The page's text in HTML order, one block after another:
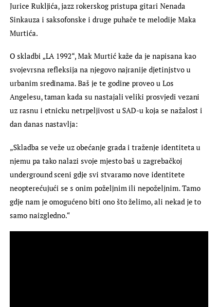
Jurice Rukljića, jazz rokerskog pristupa gitari Nenada
Sinkauza i saksofonske i druge puhače te melodije Maka
Murtića.
O skladbi „LA 1992“, Mak Murtić kaže da je napisana kao
svojevrsna refleksija na njegovo najranije djetinjstvo u
urbanim sredinama. Baš je te godine proveo u Los
Angelesu, taman kada su nastajali veliki prosvjedi vezani
uz rasnu i etnicku netrpeljivost u SAD-u koja se nažalost i
dan danas nastavlja:
„Skladba se veže uz obećanje grada i traženje identiteta u
njemu pa tako nalazi svoje mjesto baš u zagrebačkoj
underground sceni gdje svi stvaramo nove identitete
neopterećujući se s onim poželjnim ili nepoželjnim. Tamo
gdje nam je omogućeno biti ono što želimo, ali nekad je to
samo naizgledno.“